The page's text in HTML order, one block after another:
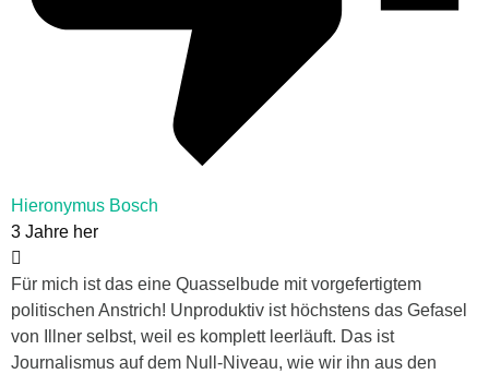
Hieronymus Bosch
3 Jahre her
Für mich ist das eine Quasselbude mit vorgefertigtem
politischen Anstrich! Unproduktiv ist höchstens das Gefasel
von Illner selbst, weil es komplett leerläuft. Das ist
Journalismus auf dem Null-Niveau, wie wir ihn aus den